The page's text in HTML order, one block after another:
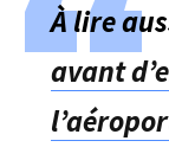
À lire
avant